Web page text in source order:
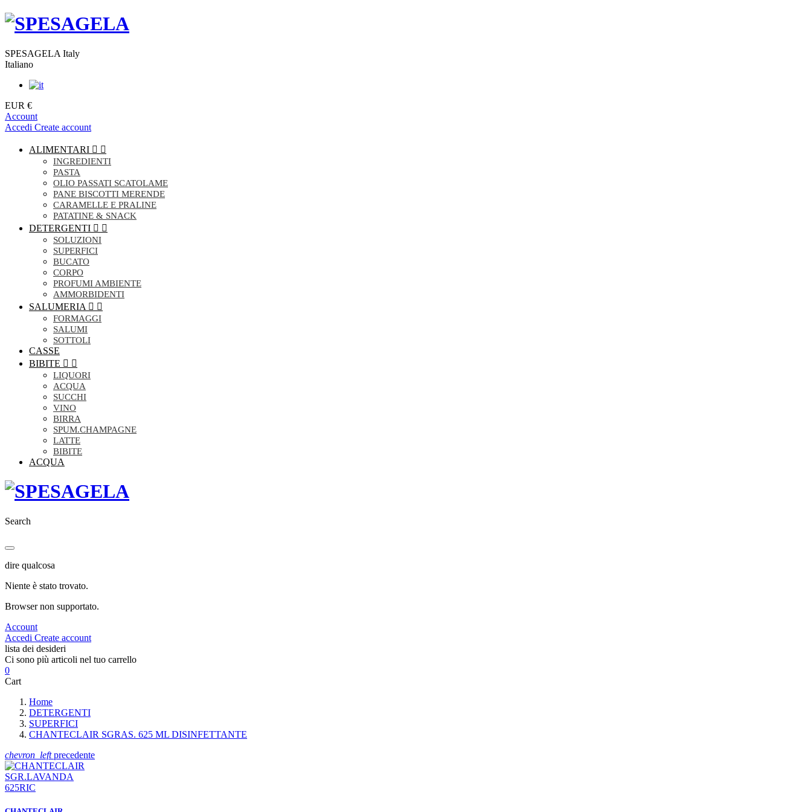
SPESAGELA Italy
Italiano
EUR €
Account
Accedi Create account
ALIMENTARI  
INGREDIENTI
PASTA
OLIO PASSATI SCATOLAME
PANE BISCOTTI MERENDE
CARAMELLE E PRALINE
PATATINE & SNACK
DETERGENTI  
SOLUZIONI
SUPERFICI
BUCATO
CORPO
PROFUMI AMBIENTE
AMMORBIDENTI
SALUMERIA  
FORMAGGI
SALUMI
SOTTOLI
CASSE
BIBITE  
LIQUORI
ACQUA
SUCCHI
VINO
BIRRA
SPUM.CHAMPAGNE
LATTE
BIBITE
ACQUA
Search
dire qualcosa
Niente è stato trovato.
Browser non supportato.
Account
Accedi Create account
lista dei desideri
Ci sono più articoli nel tuo carrello
0
Cart
Home
DETERGENTI
SUPERFICI
CHANTECLAIR SGRAS. 625 ML DISINFETTANTE
chevron_leftprecedente